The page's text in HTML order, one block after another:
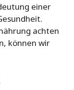
einer
achten
können wir